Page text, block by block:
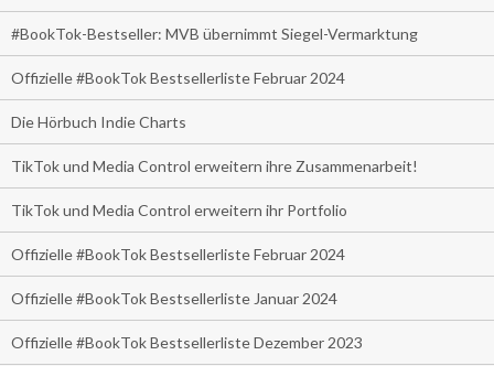
#BookTok-Bestseller: MVB übernimmt Siegel-Vermarktung
Offizielle #BookTok Bestsellerliste Februar 2024
Die Hörbuch Indie Charts
TikTok und Media Control erweitern ihre Zusammenarbeit!
TikTok und Media Control erweitern ihr Portfolio
Offizielle #BookTok Bestsellerliste Februar 2024
Offizielle #BookTok Bestsellerliste Januar 2024
Offizielle #BookTok Bestsellerliste Dezember 2023